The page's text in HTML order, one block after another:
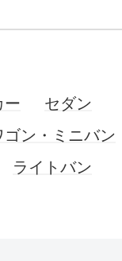
ー
セダン
ゴン・ミニバン
ライトバン